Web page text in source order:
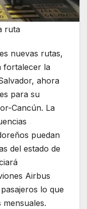
ruta
nuevas rutas,
fortalecer la
ahora
para su
Cancún. La
puedan
del estado de
Airbus
lo que